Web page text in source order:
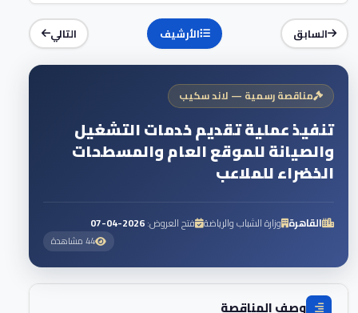
السابق الأرشيف التالي
مناقصة رسمية — لاند سكيب
تنفيذ عملية تقديم خدمات التشغيل
والصيانة للموقع العام والمسطحات
الخضراء للملاعب
القاهرة وزارة الشباب والرياضة فتح العروض:2026-04-07
44 مشاهدة
وصف المناقصة